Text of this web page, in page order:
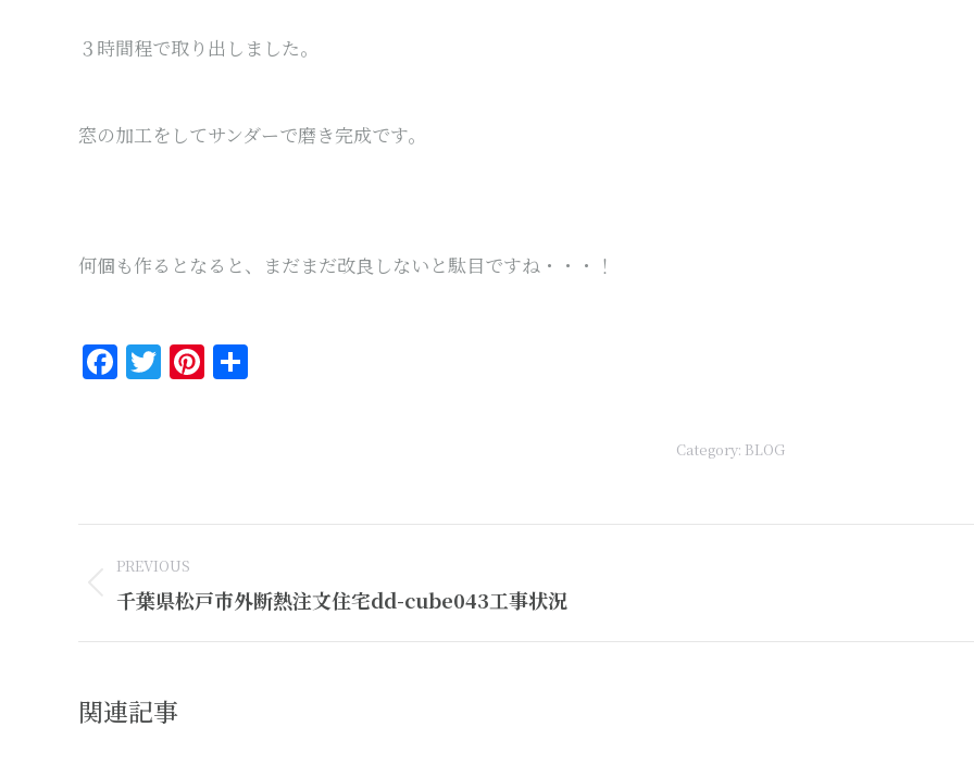
３時間程で取り出しました。
窓の加工をしてサンダーで磨き完成です。
何個も作るとなると、まだまだ改良しないと駄目ですね・・・！
Facebook
Twitter
Pinterest
Category: BLOG
navigation
PREVIOUS
Previous
千葉県松戸市外断熱注文住宅dd-cube043工事状況
関連記事